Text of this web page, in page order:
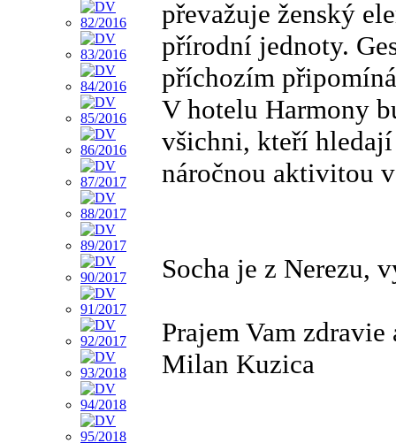
převažuje ženský
přírodní jednoty.
příchozím
V hotelu Harmony
všichni, kteří
náročnou aktivitou
Socha je z Nerezu,
Prajem Vam
Milan Kuzica